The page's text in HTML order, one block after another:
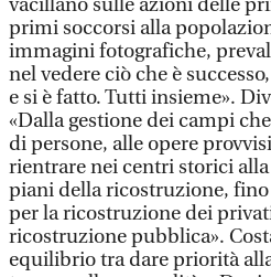
vacillano sulle azioni delle
primi soccorsi alla
immagini fotografiche,
nel vedere ciò che è
e si è fatto. Tutti insieme».
«Dalla gestione dei campi
di persone, alle opere
rientrare nei centri storici
piani della ricostruzione,
per la ricostruzione dei
ricostruzione pubblica».
equilibrio tra dare priorità